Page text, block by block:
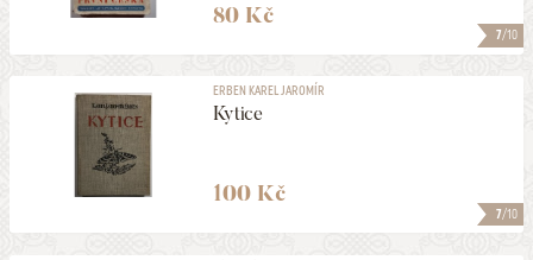
7/10
80 Kč
7/10
ERBEN KAREL JAROMÍR
Kytice
100 Kč